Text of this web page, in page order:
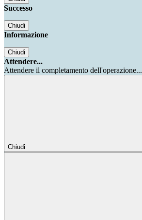
Successo
Chiudi
Informazione
Chiudi
Attendere...
Attendere il completamento dell'operazione...
Chiudi